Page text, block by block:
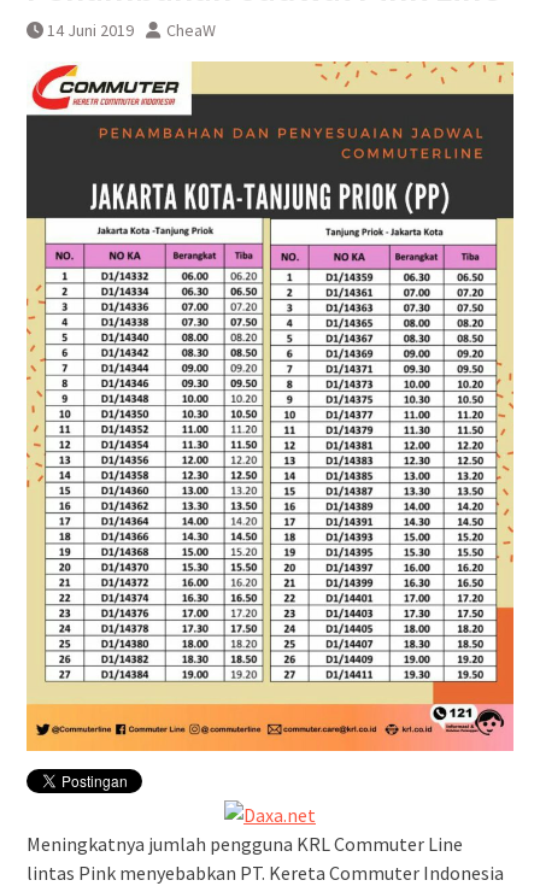
Yogyakarta
14 Juni 2019 CheaW
Meningkatnya jumlah pengguna KRL Commuter Line
lintas Pink menyebabkan PT. Kereta Commuter Indonesia